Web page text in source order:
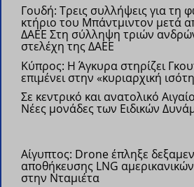
Γουδή: Τρεις συλλήψεις για τη
κτήριο του Μπάντμιντον μετά
ΔΑΕΕΣτη σύλληψη τριών
στελέχη της ΔΑΕΕ
Κύπρος: Η Άγκυρα στηρίζει
επιμένει στην «κυριαρχική
Σε κεντρικό και ανατολικό
Νέες μονάδες των Ειδικών
Αίγυπτος: Drone έπληξε
αποθήκευσης LNG
στην Νταμιέτα